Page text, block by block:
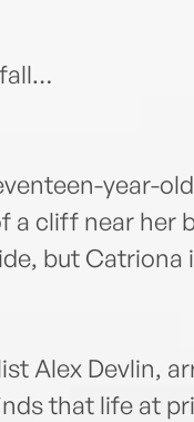
year-
a cliff near her
but Catriona
Alex Devlin,
that life at